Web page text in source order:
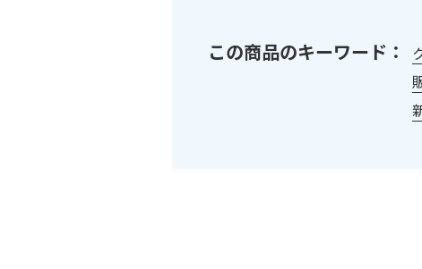
この商品のキーワード：